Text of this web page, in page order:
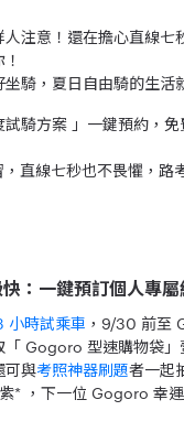
注意！還在擔心直線七
騎，夏日自由騎的生活
試騎方案 」一鍵預約，
直線七秒也不畏懼，路
：一鍵預訂個人專屬
小時試乘車 ，9/30 前至
「 Gogoro 型速購物袋
可與考照神器刷題者一起
* ，下一位 Gogoro 幸